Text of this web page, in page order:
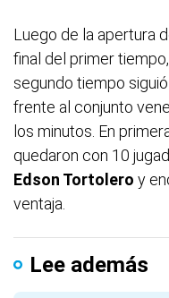
Luego de la apertura
final del primer tiempo,
segundo tiempo
frente al conjunto
los minutos. En
quedaron con 10
Edson Tortolero y
ventaja.
Lee además